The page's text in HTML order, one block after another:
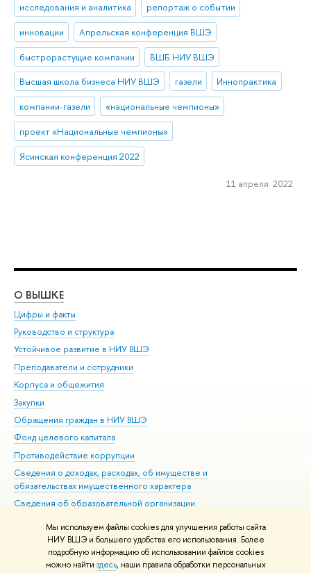
Мы используем файлы cookies для улучшения работы сайта
НИУ ВШЭ и большего удобства его использования. Более
подробную информацию об использовании файлов cookies
можно найти здесь, наши правила обработки персональных
исследования и аналитика
репортаж о событии
инновации
Апрельская конференция ВШЭ
быстрорастущие компании
ВШБ НИУ ВШЭ
Высшая школа бизнеса НИУ ВШЭ
газели
Иннопрактика
компании-газели
«национальные чемпионы»
проект «Национальные чемпионы»
Ясинская конференция 2022
11 апреля 2022
О ВЫШКЕ
Цифры и факты
Руководство и структура
Устойчивое развитие в НИУ ВШЭ
Преподаватели и сотрудники
Корпуса и общежития
Закупки
Обращения граждан в НИУ ВШЭ
Фонд целевого капитала
Противодействие коррупции
Сведения о доходах, расходах, об имуществе и
обязательствах имущественного характера
Сведения об образовательной организации
Людям с ограниченными возможностями здоровья
Единая платежная страница
Работа в Вышке